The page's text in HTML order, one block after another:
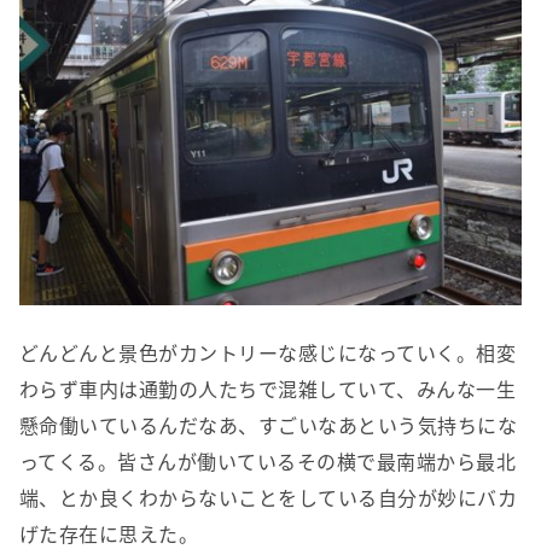
どんどんと景色がカントリーな感じになっていく。相変
わらず車内は通勤の人たちで混雑していて、みんな一生
懸命働いているんだなあ、すごいなあという気持ちにな
ってくる。皆さんが働いているその横で最南端から最北
端、とか良くわからないことをしている自分が妙にバカ
げた存在に思えた。